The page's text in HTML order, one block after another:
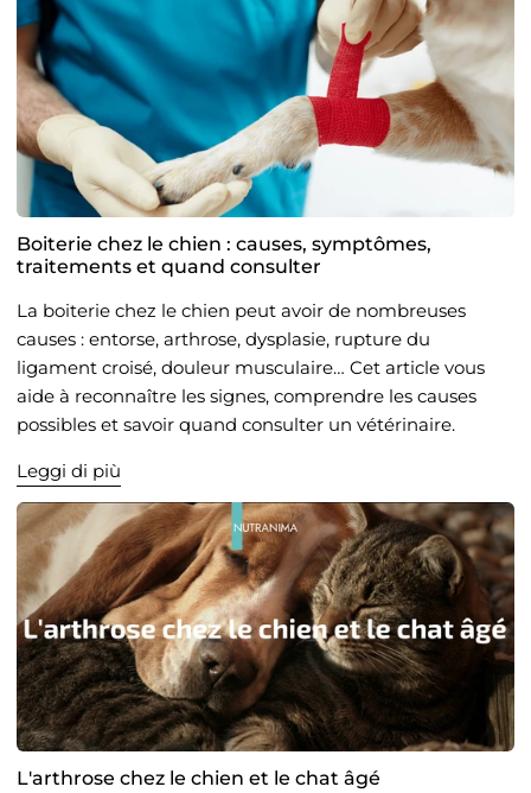
Boiterie chez le chien : causes, symptômes,
traitements et quand consulter
La boiterie chez le chien peut avoir de nombreuses
causes : entorse, arthrose, dysplasie, rupture du
ligament croisé, douleur musculaire… Cet article vous
aide à reconnaître les signes, comprendre les causes
possibles et savoir quand consulter un vétérinaire.
Leggi di più
L'arthrose chez le chien et le chat âgé